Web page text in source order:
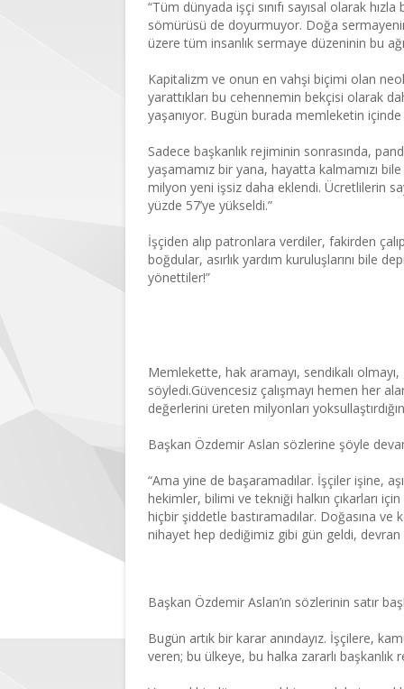
“Tüm dünyada işçi sınıfı sayısal olarak
sömürüsü de doyurmuyor. Doğa
üzere tüm insanlık sermaye düzeninin bu
Kapitalizm ve onun en vahşi biçimi olan
yarattıkları bu cehennemin bekçisi olarak
yaşanıyor. Bugün burada memleketin
Sadece başkanlık rejiminin sonrasında,
yaşamamız bir yana, hayatta kalmamızı
milyon yeni işsiz daha eklendi. Ücretlilerin
yüzde 57’ye yükseldi.”
İşçiden alıp patronlara verdiler, fakirden
boğdular, asırlık yardım kuruluşlarını bile
yönettiler!”
Memlekette, hak aramayı, sendikalı
söyledi.Güvencesiz çalışmayı hemen her
değerlerini üreten milyonları
Başkan Özdemir Aslan sözlerine şöyle
“Ama yine de başaramadılar. İşçiler işine,
hekimler, bilimi ve tekniği halkın çıkarları
hiçbir şiddetle bastıramadılar. Doğasına
nihayet hep dediğimiz gibi gün geldi,
Başkan Özdemir Aslan’ın sözlerinin satır
Bugün artık bir karar anındayız. İşçilere,
veren; bu ülkeye, bu halka zararlı